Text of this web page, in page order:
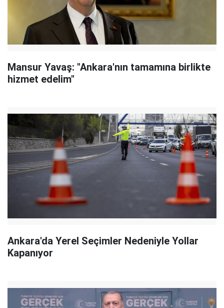
Mansur Yavaş: "Ankara'nın tamamına birlikte
hizmet edelim"
Ankara'da Yerel Seçimler Nedeniyle Yollar
Kapanıyor